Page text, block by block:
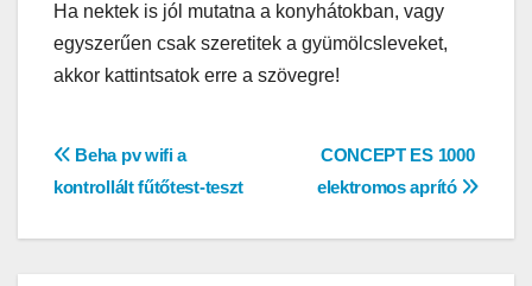
Ha nektek is jól mutatna a konyhátokban, vagy
egyszerűen csak szeretitek a gyümölcsleveket,
akkor kattintsatok erre a szövegre!
Bejegyzés
CONCEPT ES 1000
elektromos aprító
Beha pv wifi a
kontrollált fűtőtest-teszt